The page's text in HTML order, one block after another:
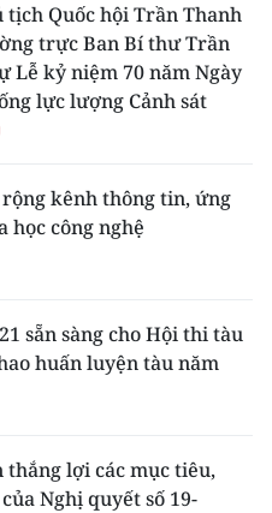
tịch Quốc hội Trần Thanh
trực Ban Bí thư Trần
Lễ kỷ niệm 70 năm Ngày
lực lượng Cảnh sát
kênh thông tin, ứng
học công nghệ
sẵn sàng cho Hội thi tàu
huấn luyện tàu năm
thắng lợi các mục tiêu,
Nghị quyết số 19-